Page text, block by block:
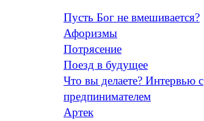
Пусть Бог не вмешивается?
Афоризмы
Потрясение
Поезд в будущее
Что вы делаете? Интервью с
предпинимателем
Артек